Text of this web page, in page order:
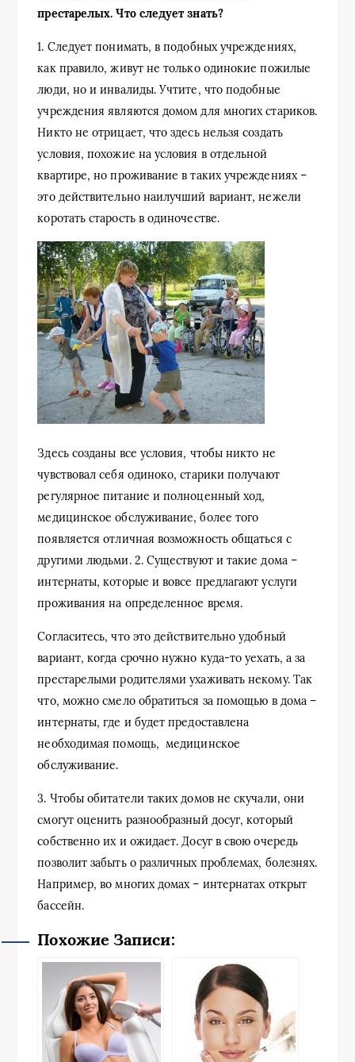
престарелых. Что следует знать?
1. Следует понимать, в подобных учреждениях,
как правило, живут не только одинокие пожилые
люди, но и инвалиды. Учтите, что подобные
учреждения являются домом для многих стариков.
Никто не отрицает, что здесь нельзя создать
условия, похожие на условия в отдельной
квартире, но проживание в таких учреждениях –
это действительно наилучший вариант, нежели
коротать старость в одиночестве.
Здесь созданы все условия, чтобы никто не
чувствовал себя одиноко, старики получают
регулярное питание и полноценный ход,
медицинское обслуживание, более того
появляется отличная возможность общаться с
другими людьми. 2. Существуют и такие дома –
интернаты, которые и вовсе предлагают услуги
проживания на определенное время.
Согласитесь, что это действительно удобный
вариант, когда срочно нужно куда-то уехать, а за
престарелыми родителями ухаживать некому. Так
что, можно смело обратиться за помощью в дома –
интернаты, где и будет предоставлена
необходимая помощь, медицинское
обслуживание.
3. Чтобы обитатели таких домов не скучали, они
смогут оценить разнообразный досуг, который
собственно их и ожидает. Досуг в свою очередь
позволит забыть о различных проблемах, болезнях.
Например, во многих домах – интернатах открыт
бассейн.
Похожие Записи: